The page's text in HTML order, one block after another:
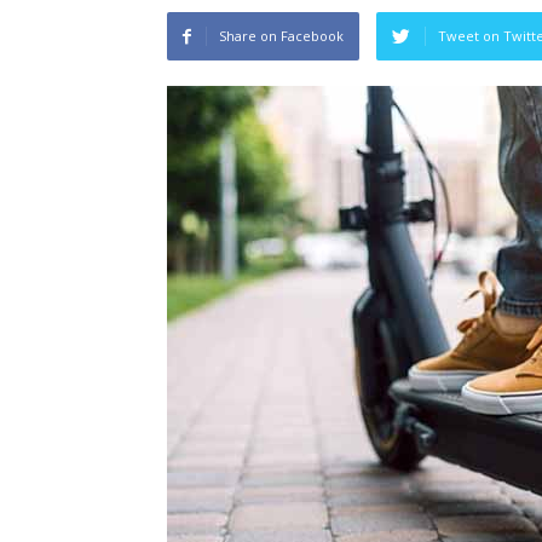
Share on Facebook Tweet on